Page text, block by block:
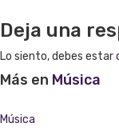
Deja una
Lo siento, debes estar
Más en Música
Música